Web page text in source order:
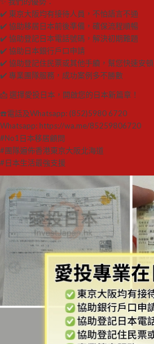
✔️ 東京大阪均有接待人員，不怕語言不通
✔️ 協助移居日本前後準備，確保流程順暢
✔️ 協助登記日本電話號碼，解決初期難題
✔️ 協助日本銀行戶口申請
✔️ 協助登記住民票或其他手續，幫您快速安頓
✔️ 專業團隊服務，成功案例多不勝數
📩 選擇愛投日本，開啟您的日本新篇章！
☎️電話及Whatsapp: (852)5980 6720
Whatsapp: https://wa.me/85259806720
#No1日本移居顧問
#團隊遍佈香港東京大阪北海道
#日本生活最強支援